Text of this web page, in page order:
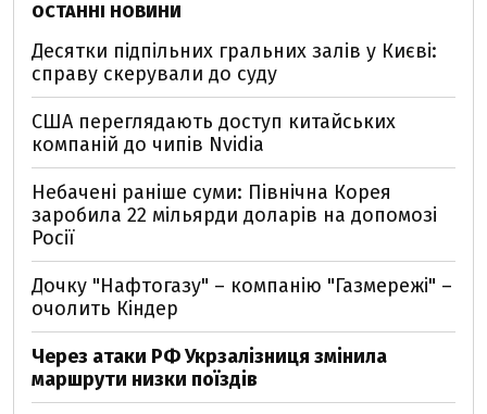
ОСТАННІ НОВИНИ
Десятки підпільних гральних залів у Києві:
справу скерували до суду
США переглядають доступ китайських
компаній до чипів Nvidia
Небачені раніше суми: Північна Корея
заробила 22 мільярди доларів на допомозі
Росії
Дочку "Нафтогазу" – компанію "Газмережі" –
очолить Кіндер
Через атаки РФ Укрзалізниця змінила
маршрути низки поїздів